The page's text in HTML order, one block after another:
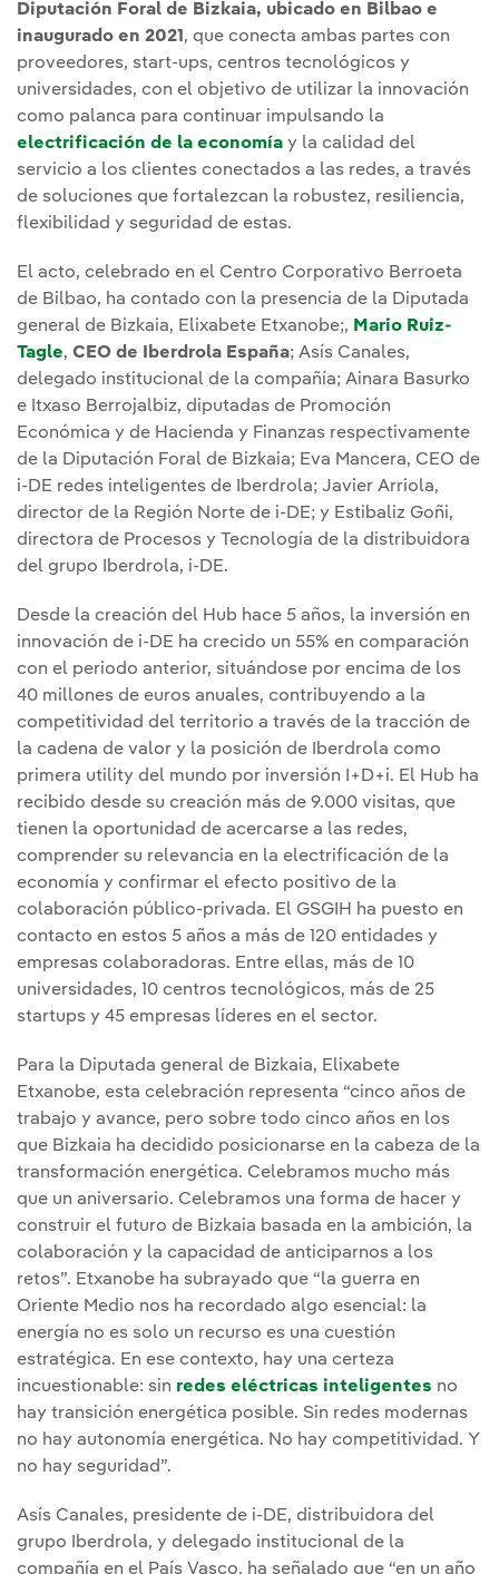
Diputación Foral de Bizkaia, ubicado en Bilbao e
inaugurado en 2021 , que conecta ambas partes con
proveedores, start-ups, centros tecnológicos y
universidades, con el objetivo de utilizar la innovación
como palanca para continuar impulsando la
electrificación de la economía y la calidad del
servicio a los clientes conectados a las redes, a través
de soluciones que fortalezcan la robustez, resiliencia,
flexibilidad y seguridad de estas.
El acto, celebrado en el Centro Corporativo Berroeta
de Bilbao, ha contado con la presencia de la Diputada
general de Bizkaia, Elixabete Etxanobe;, Mario Ruiz-
Tagle, CEO de Iberdrola España; Asís Canales,
delegado institucional de la compañía; Ainara Basurko
e Itxaso Berrojalbiz, diputadas de Promoción
Económica y de Hacienda y Finanzas respectivamente
de la Diputación Foral de Bizkaia; Eva Mancera, CEO de
i-DE redes inteligentes de Iberdrola; Javier Arriola,
director de la Región Norte de i-DE; y Estibaliz Goñi,
directora de Procesos y Tecnología de la distribuidora
del grupo Iberdrola, i-DE.
Desde la creación del Hub hace 5 años, la inversión en
innovación de i-DE ha crecido un 55% en comparación
con el periodo anterior, situándose por encima de los
40 millones de euros anuales, contribuyendo a la
competitividad del territorio a través de la tracción de
la cadena de valor y la posición de Iberdrola como
primera utility del mundo por inversión I+D+i. El Hub ha
recibido desde su creación más de 9.000 visitas, que
tienen la oportunidad de acercarse a las redes,
comprender su relevancia en la electrificación de la
economía y confirmar el efecto positivo de la
colaboración público-privada. El GSGIH ha puesto en
contacto en estos 5 años a más de 120 entidades y
empresas colaboradoras. Entre ellas, más de 10
universidades, 10 centros tecnológicos, más de 25
startups y 45 empresas líderes en el sector.
Para la Diputada general de Bizkaia, Elixabete
Etxanobe, esta celebración representa “cinco años de
trabajo y avance, pero sobre todo cinco años en los
que Bizkaia ha decidido posicionarse en la cabeza de la
transformación energética. Celebramos mucho más
que un aniversario. Celebramos una forma de hacer y
construir el futuro de Bizkaia basada en la ambición, la
colaboración y la capacidad de anticiparnos a los
retos”. Etxanobe ha subrayado que “la guerra en
Oriente Medio nos ha recordado algo esencial: la
energía no es solo un recurso es una cuestión
estratégica. En ese contexto, hay una certeza
incuestionable: sin redes eléctricas inteligentes no
hay transición energética posible. Sin redes modernas
no hay autonomía energética. No hay competitividad. Y
no hay seguridad”.
Asís Canales, presidente de i-DE, distribuidora del
grupo Iberdrola, y delegado institucional de la
compañía en el País Vasco, ha señalado que “en un año